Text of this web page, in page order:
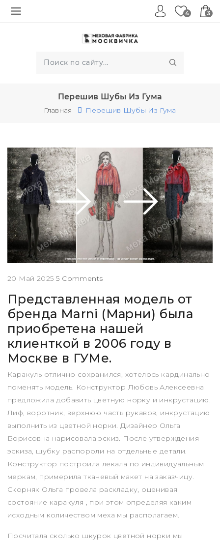
4 3
Перешив Шубы Из Гума
Главная Перешив Шубы Из Гума
20 Май 2025 5 Comments
Представленная модель от
бренда Marni (Марни) была
приобретена нашей
клиенткой в 2006 году в
Москве в ГУМе.
Каракуль отлично сохранился, хотелось кардинально
поменять модель. Конструктор Любовь Алексеевна
предложила добавить цветную норку и инкрустацию.
Лиф, воротник, верхнюю часть рукавов, инкрустацию
выполнить из цветной норки. Дизайнер Ольга
Борисовна нарисовала эскиз. После утверждения
эскиза, шубку распороли на отдельные детали.
Конструктор построила лекала по индивидуальным
меркам, примерила тканевый макет на заказчицу.
Скорняк Ольга провела раскладку, оценивая
состояние каракуля , при этом определяя каким
исходным количеством меха мы располагаем.
Посчитала сколько шкурок цветной норки мы